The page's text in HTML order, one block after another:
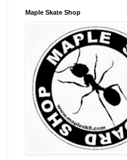
Maple Skate Shop